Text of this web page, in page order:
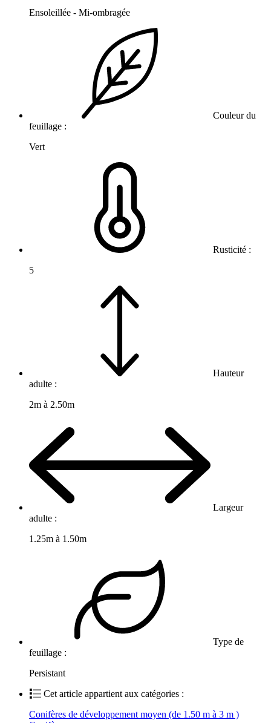
Ensoleillée - Mi-ombragée
Couleur du
feuillage :
Vert
Rusticité :
5
Hauteur
adulte :
2m à 2.50m
Largeur
adulte :
1.25m à 1.50m
Type de
feuillage :
Persistant
Cet article appartient aux catégories :
Conifères de développement moyen (de 1.50 m à 3 m )